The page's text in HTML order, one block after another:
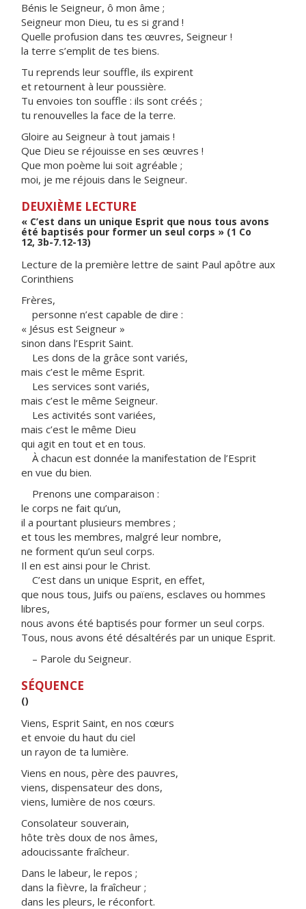
Bénis le Seigneur, ô mon âme ;
Seigneur mon Dieu, tu es si grand !
Quelle profusion dans tes œuvres, Seigneur !
la terre s’emplit de tes biens.
Tu reprends leur souffle, ils expirent
et retournent à leur poussière.
Tu envoies ton souffle : ils sont créés ;
tu renouvelles la face de la terre.
Gloire au Seigneur à tout jamais !
Que Dieu se réjouisse en ses œuvres !
Que mon poème lui soit agréable ;
moi, je me réjouis dans le Seigneur.
DEUXIÈME LECTURE
« C’est dans un unique Esprit que nous tous avons
été baptisés pour former un seul corps » (1 Co
12, 3b-7.12-13)
Lecture de la première lettre de saint Paul apôtre aux
Corinthiens
Frères,
personne n’est capable de dire :
« Jésus est Seigneur »
sinon dans l’Esprit Saint.
Les dons de la grâce sont variés,
mais c’est le même Esprit.
Les services sont variés,
mais c’est le même Seigneur.
Les activités sont variées,
mais c’est le même Dieu
qui agit en tout et en tous.
À chacun est donnée la manifestation de l’Esprit
en vue du bien.
Prenons une comparaison :
le corps ne fait qu’un,
il a pourtant plusieurs membres ;
et tous les membres, malgré leur nombre,
ne forment qu’un seul corps.
Il en est ainsi pour le Christ.
C’est dans un unique Esprit, en effet,
que nous tous, Juifs ou païens, esclaves ou hommes
libres,
nous avons été baptisés pour former un seul corps.
Tous, nous avons été désaltérés par un unique Esprit.
– Parole du Seigneur.
SÉQUENCE
()
Viens, Esprit Saint, en nos cœurs
et envoie du haut du ciel
un rayon de ta lumière.
Viens en nous, père des pauvres,
viens, dispensateur des dons,
viens, lumière de nos cœurs.
Consolateur souverain,
hôte très doux de nos âmes,
adoucissante fraîcheur.
Dans le labeur, le repos ;
dans la fièvre, la fraîcheur ;
dans les pleurs, le réconfort.